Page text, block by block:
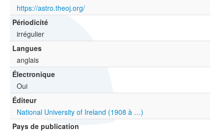
https://astro.theoj.org/
Périodicité
irrégulier
Langues
anglais
Électronique
Oui
Éditeur
National University of Ireland (1908 à …)
Pays de publication